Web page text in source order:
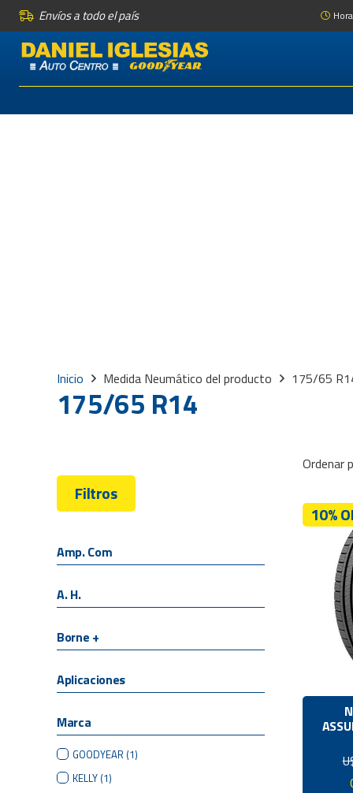
Envíos a todo el país
Inicio Medida Neumático del producto 175/65
175/65 R14
Filtros
Amp. Com
A. H.
Borne +
Aplicaciones
Marca
GOODYEAR (1)
KELLY (1)
Ordenar
10%